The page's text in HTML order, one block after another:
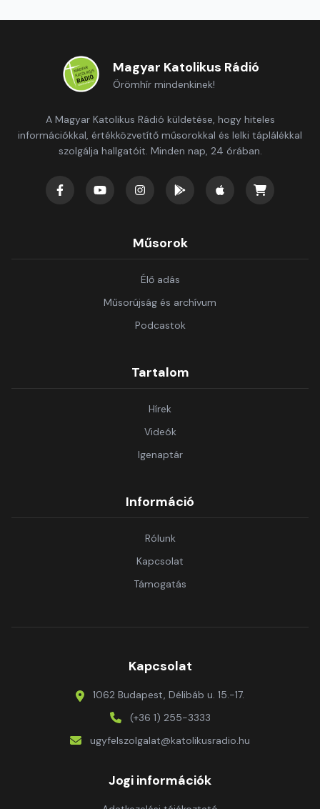
Magyar Katolikus Rádió
Örömhír mindenkinek!
A Magyar Katolikus Rádió küldetése, hogy hiteles
információkkal, értékközvetítő műsorokkal és lelki táplálékkal
szolgálja hallgatóit. Minden nap, 24 órában.
Műsorok
Élő adás
Műsorújság és archívum
Podcastok
Tartalom
Hírek
Videók
Igenaptár
Információ
Rólunk
Kapcsolat
Támogatás
Kapcsolat
1062 Budapest, Délibáb u. 15.-17.
(+36 1) 255-3333
ugyfelszolgalat@katolikusradio.hu
Jogi információk